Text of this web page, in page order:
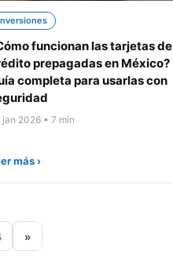
funcionan las tarjetas de
prepagadas en México?
completa para usarlas con
jan 2026 • 7 min
más ›
»